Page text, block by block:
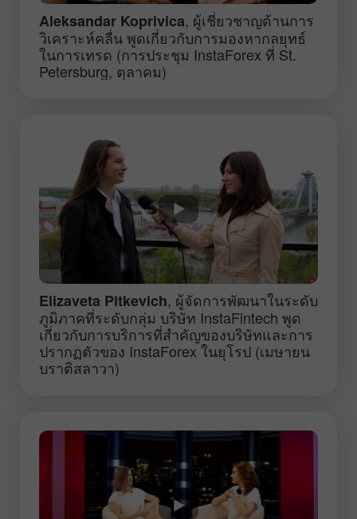
Aleksandar Koprivica, ผู้เชี่ยวชาญด้านการ
วิเคราะห์คลื่น พูดเกี่ยวกับการมองหากลยุทธ์
ในการเทรด (การประชุม InstaForex ที่ St.
Petersburg, ตุลาคม)
Elizaveta Pitkevich, ผู้จัดการพัฒนาในระดับ
ภูมิภาคที่ระดับกลุ่ม บริษัท InstaFintech พูด
เกี่ยวกับการบริการที่สำคัญของบริษัทและการ
ปรากฏตัวของ InstaForex ในยุโรป (เมษายน
บราติสลาวา)